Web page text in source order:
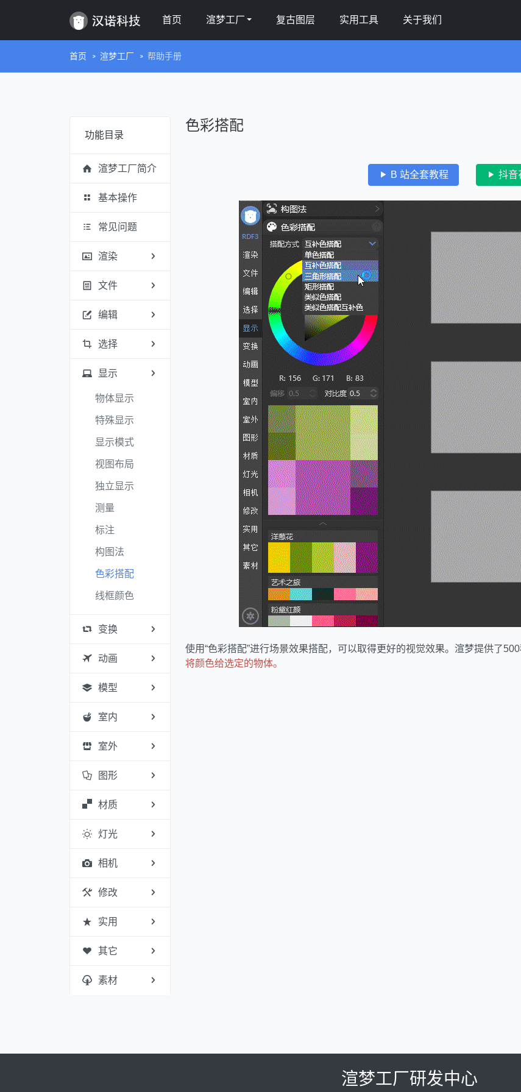
首页 渲梦工厂 复古图层 实用工具 关于我们
首页 渲梦工厂 帮助手册
色彩搭配
B 站全套教程 抖音
使用“色彩搭配”进行场景效果搭配，可以取得更好的视觉效果。渲梦提供了
将颜色给选定的物体。
功能目录
渲梦工厂简介
基本操作
常见问题
渲染
文件
编辑
选择
显示
物体显示
特殊显示
显示模式
视图布局
独立显示
测量
标注
构图法
色彩搭配
线框颜色
变换
动画
模型
室内
室外
图形
材质
灯光
相机
修改
实用
其它
素材
渲梦工厂研发中心